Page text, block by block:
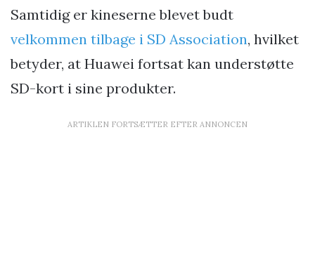
Samtidig er kineserne blevet budt
velkommen tilbage i SD Association, hvilket
betyder, at Huawei fortsat kan understøtte
SD-kort i sine produkter.
ARTIKLEN FORTSÆTTER EFTER ANNONCEN